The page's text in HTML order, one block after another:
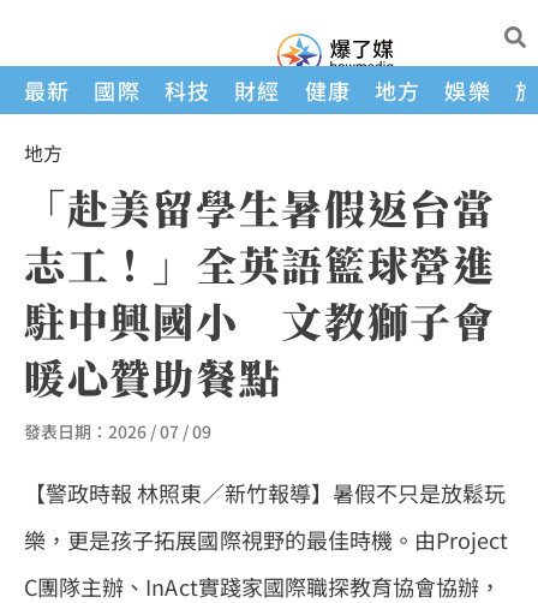
最新 國際 科技 財經 健康 地方 娛樂
地方
「赴美留學生暑假返台當
志工！」全英語籃球營進
駐中興國小 文教獅子會
暖心贊助餐點
發表日期： 2026 / 07 / 09
【警政時報 林照東／新竹報導】暑假不只是放鬆玩
樂，更是孩子拓展國際視野的最佳時機。由Project
C團隊主辦、InAct實踐家國際職探教育協會協辦，